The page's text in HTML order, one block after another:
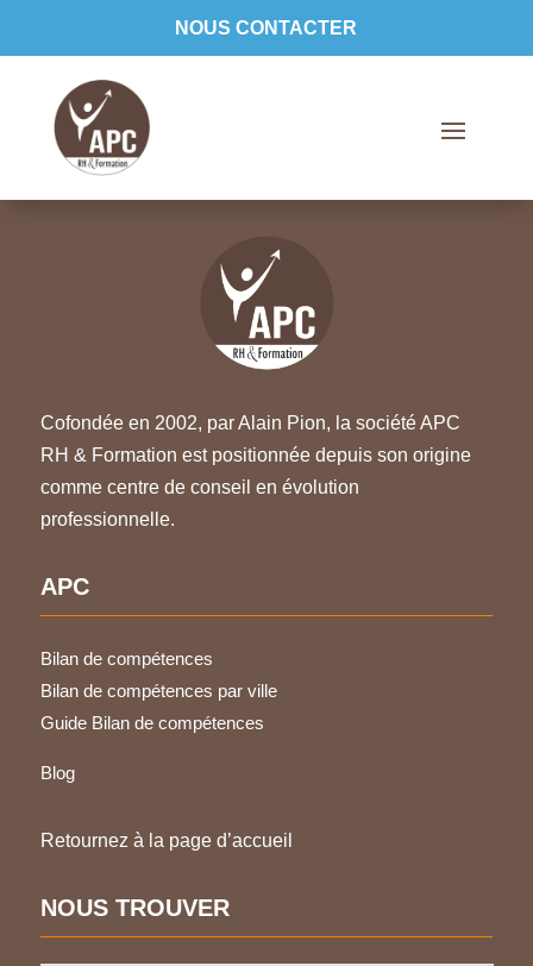
NOUS CONTACTER
Cofondée en 2002, par Alain Pion, la société APC
RH & Formation est positionnée depuis son origine
comme centre de conseil en évolution
professionnelle.
APC
Bilan de compétences
Bilan de compétences par ville
Guide Bilan de compétences
Blog
Retournez à la page d’accueil
NOUS TROUVER